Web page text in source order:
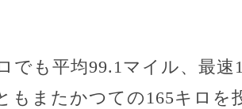
も平均99.1マイル、最速
またかつての165キロを